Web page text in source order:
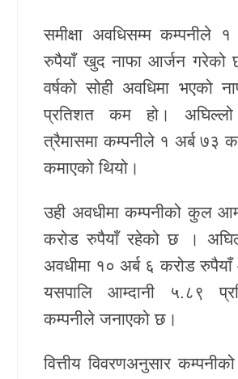
Unicode
समीक्षा अवधिसम्म कम्पनीले
रुपैयाँ खुद नाफा आर्जन गरेको
वर्षको सोही अवधिमा भएको
प्रतिशत कम हो। अघिल्लो
त्रैमासमा कम्पनीले १ अर्ब ७३
कमाएको थियो।
उही अवधीमा कम्पनीको कुल
करोड रुपैयाँ रहेको छ ।
अवधीमा १० अर्ब ६ करोड रुपैयाँ
यसपालि आम्दानी ५.८९
कम्पनीले जनाएको छ।
वित्तीय विवरणअनुसार